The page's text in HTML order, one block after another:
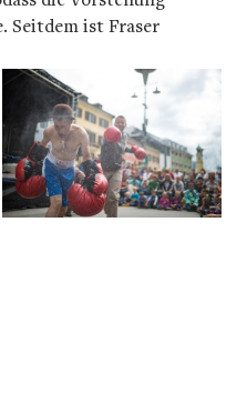
Seitdem ist Fraser